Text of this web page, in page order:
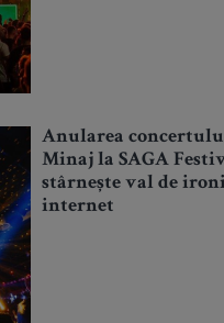
Anularea
Minaj la SAGA
stârnește val de
internet